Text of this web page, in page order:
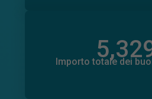
Importo totale dei
406
Importo totale delle